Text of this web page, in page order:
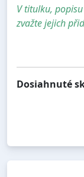
V titulku,
zvažte jejich
Dosiahnuté